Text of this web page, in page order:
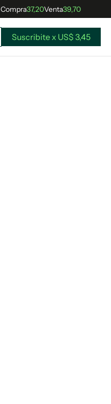
Compra37,20Venta39,70
Suscribite x US$ 3,45